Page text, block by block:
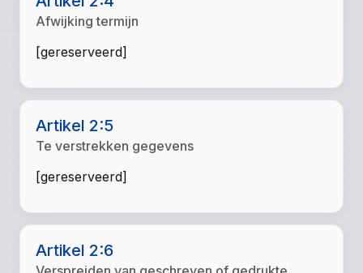
Afwijking termijn
[gereserveerd]
Artikel 2:5
Te verstrekken gegevens
[gereserveerd]
Artikel 2:6